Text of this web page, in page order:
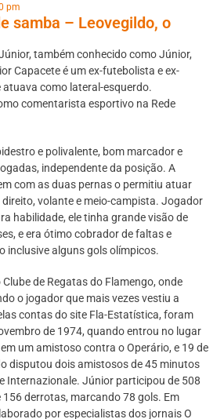
pm
samba – Leovegildo, o
também conhecido como Júnior,
Capacete é um ex-futebolista e ex-
como lateral-esquerdo.
comentarista esportivo na Rede
e polivalente, bom marcador e
independente da posição. A
com as duas pernas o permitiu atuar
volante e meio-campista. Jogador
habilidade, ele tinha grande visão de
e era ótimo cobrador de faltas e
inclusive alguns gols olímpicos.
de Regatas do Flamengo, onde
o jogador que mais vezes vestiu a
contas do site Fla-Estatística, foram
de 1974, quando entrou no lugar
um amistoso contra o Operário, e 19 de
disputou dois amistosos de 45 minutos
Internazionale. Júnior participou de 508
derrotas, marcando 78 gols. Em
por especialistas dos jornais O